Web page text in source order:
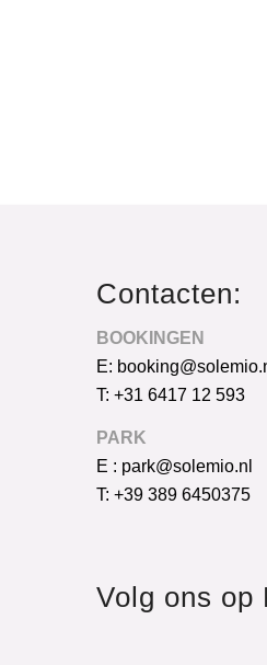
Contacten:
BOOKINGEN
E:
T: +31 6417 12 593
PARK
E : park@solemio.nl
T: +39 389 6450375
Volg ons op